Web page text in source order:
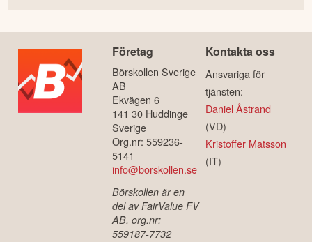
Företag
Börskollen Sverige
AB
Ekvägen 6
141 30 Huddinge
Sverige
Org.nr: 559236-
5141
info@borskollen.se
Börskollen är en
del av FairValue FV
AB, org.nr:
559187-7732
Kontakta oss
Ansvariga för
tjänsten:
Daniel Åstrand
(VD)
Kristoffer Matsson
(IT)